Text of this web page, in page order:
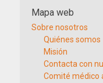
Mapa web
Sobre nosotros
Quiénes somos
Misión
Contacta con
Comité médico